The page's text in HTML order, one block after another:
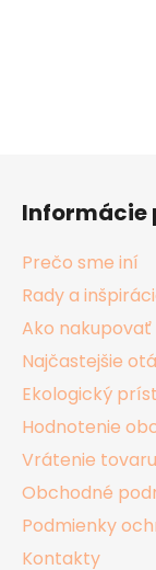
Informácie
Prečo sme iní
Rady a
Ako nakupovať
Najčastejšie
Ekologický
Hodnotenie
Vrátenie
Obchodné
Podmienky
Kontakty